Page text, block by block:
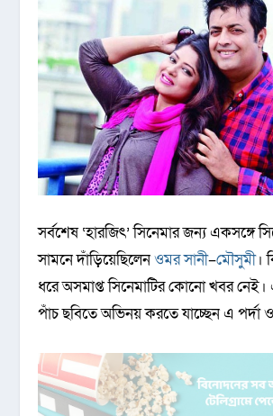
সর্বশেষ ‘হারজিৎ’ সিনেমার জন্য একসঙ্গে
সামনে দাঁড়িয়েছিলেনওমর সানী–মৌসুমী।
ধরে অসমাপ্ত সিনেমাটির কোনো খবর
পাঁচ ছবিতে অভিনয় করতে যাচ্ছেন এ পর্দা ও